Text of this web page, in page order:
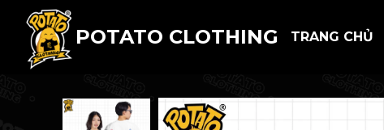
POTATO CLOTHING TRANG CHỦ